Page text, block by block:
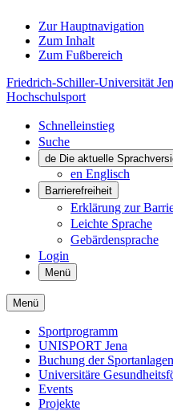
Zur Hauptnavigation
Zum Inhalt
Zum Fußbereich
Friedrich-Schiller-Universität
Hochschulsport
Schnelleinstieg
Suche
de Die aktuelle
en Englisch
Barrierefreiheit
Erklärung zur
Leichte Sprache
Gebärdensprache
Login
Menü
Menü
Sportprogramm
UNISPORT Jena
Buchung der Sportanlagen
Universitäre
Events
Projekte